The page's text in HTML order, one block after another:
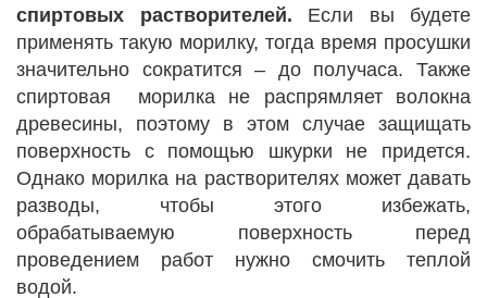
спиртовых растворителей. Если вы будете
применять такую морилку, тогда время просушки
значительно сократится – до получаса. Также
спиртовая морилка не распрямляет волокна
древесины, поэтому в этом случае защищать
поверхность с помощью шкурки не придется.
Однако морилка на растворителях может давать
разводы, чтобы этого избежать,
обрабатываемую поверхность перед
проведением работ нужно смочить теплой
водой.